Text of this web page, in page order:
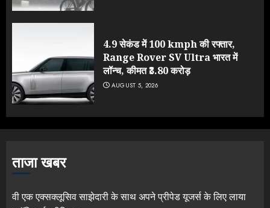
4.9 सेकंड में 100 kmph की रफ्तार,
Range Rover SV Ultra भारत में
लॉन्च, कीमत ₹3.80 करोड़
AUGUST 5, 2026
ताजा खबर
वी एक एक्सक्लूसिव साझेदारी के साथ अपने प्रीपेड यूजर्स के लिए लाया